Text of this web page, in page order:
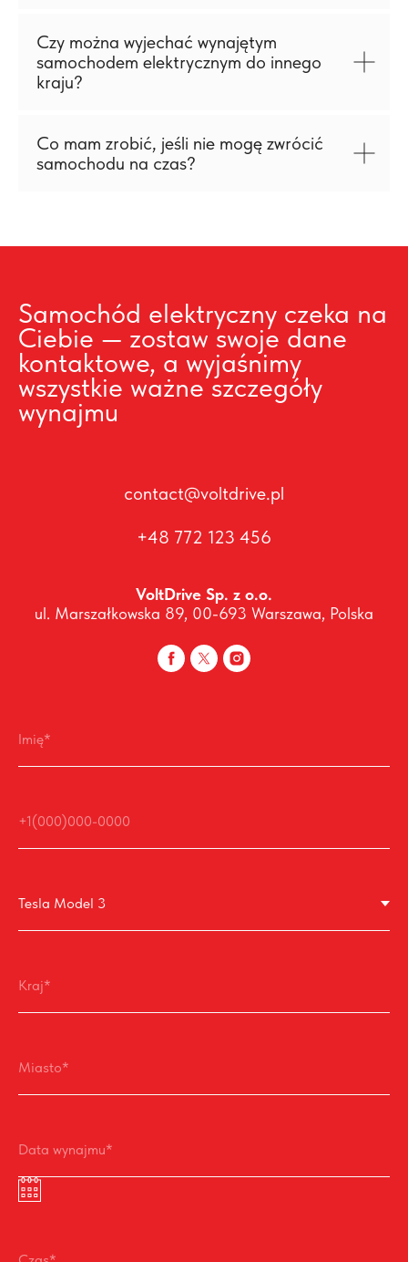
Czy można wyjechać wynajętym
samochodem elektrycznym do innego
kraju?
Co mam zrobić, jeśli nie mogę zwrócić
samochodu na czas?
Samochód elektryczny czeka na
Ciebie — zostaw swoje dane
kontaktowe, a wyjaśnimy
wszystkie ważne szczegóły
wynajmu
contact@voltdrive.pl
+48 772 123 456
VoltDrive Sp. z o.o.
ul. Marszałkowska 89, 00-693 Warszawa, Polska